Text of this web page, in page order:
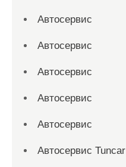
Автосервис
Автосервис
Автосервис
Автосервис
Автосервис
Автосервис Tuncar